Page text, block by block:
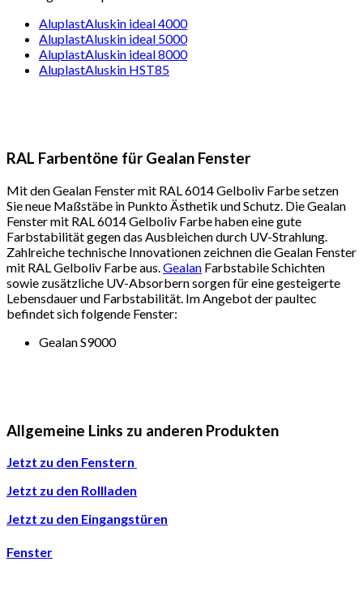
AluplastAluskin ideal 4000
AluplastAluskin ideal 5000
AluplastAluskin ideal 8000
AluplastAluskin HST85
RAL Farbentöne für Gealan Fenster
Mit den Gealan Fenster mit RAL 6014 Gelboliv Farbe setzen
Sie neue Maßstäbe in Punkto Ästhetik und Schutz. Die Gealan
Fenster mit RAL 6014 Gelboliv Farbe haben eine gute
Farbstabilität gegen das Ausbleichen durch UV-Strahlung.
Zahlreiche technische Innovationen zeichnen die Gealan Fenster
mit RAL Gelboliv Farbe aus.Gealan Farbstabile Schichten
sowie zusätzliche UV-Absorbern sorgen für eine gesteigerte
Lebensdauer und Farbstabilität. Im Angebot der paultec
befindet sich folgende Fenster:
Gealan S9000
Allgemeine Links zu anderen Produkten
Jetzt zu den Fenstern
Jetzt zu den Rollladen
Jetzt zu den Eingangstüren
Fenster